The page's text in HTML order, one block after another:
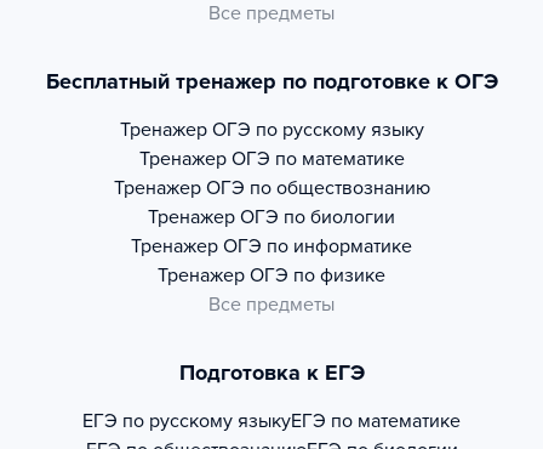
Все предметы
Бесплатный тренажер по подготовке к ОГЭ
Тренажер ОГЭ по русскому языку
Тренажер ОГЭ по математике
Тренажер ОГЭ по обществознанию
Тренажер ОГЭ по биологии
Тренажер ОГЭ по информатике
Тренажер ОГЭ по физике
Все предметы
Подготовка к ЕГЭ
ЕГЭ по русскому языкуЕГЭ по математике